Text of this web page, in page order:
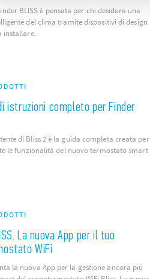
BLISS è pensata per chi desidera una
del clima tramite dispositivi di design
installare.
istruzioni completo per Finder
di Bliss 2 è la guida completa creata per
le funzionalità del nuovo termostato smart
La nuova App per il tuo
WiFi
la nuova App per la gestione ancora più